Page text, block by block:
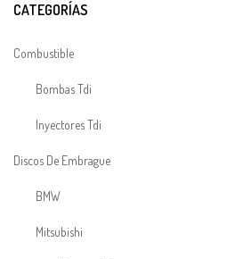
CATEGORÍAS
Combustible
Bombas Tdi
Inyectores Tdi
Discos De Embrague
BMW
Mitsubishi